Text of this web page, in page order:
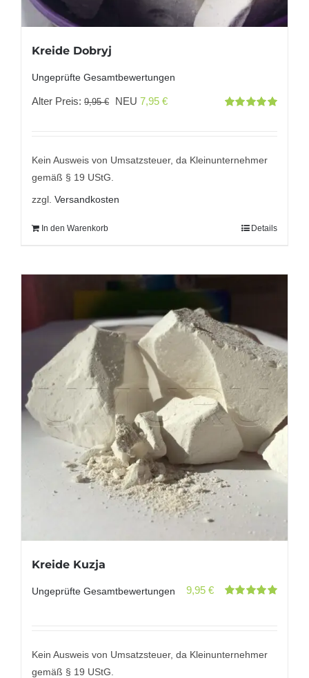
Kreide Dobryj
Ungeprüfte Gesamtbewertungen
Alter Preis: 9,95€
Ursprünglicher
9,95 €
NEU 7,95 €Aktueller
7,95 €.
Kein Ausweis von Umsatzsteuer, da Kleinunternehmer
gemäß § 19 UStG.
zzgl. Versandkosten
In den Warenkorb Details
Kreide Kuzja
Ungeprüfte Gesamtbewertungen 9,95 €
Kein Ausweis von Umsatzsteuer, da Kleinunternehmer
gemäß § 19 UStG.